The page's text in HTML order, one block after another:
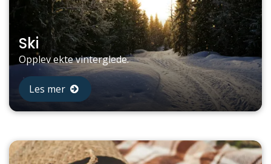
Ski
Opplev ekte vinterglede.
Les mer